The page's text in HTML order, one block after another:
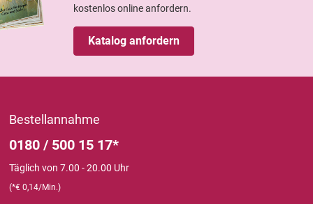
kostenlos online anfordern.
Katalog anfordern
Bestellannahme
0180 / 500 15 17*
Täglich von 7.00 - 20.00 Uhr
(*€ 0,14/Min.)